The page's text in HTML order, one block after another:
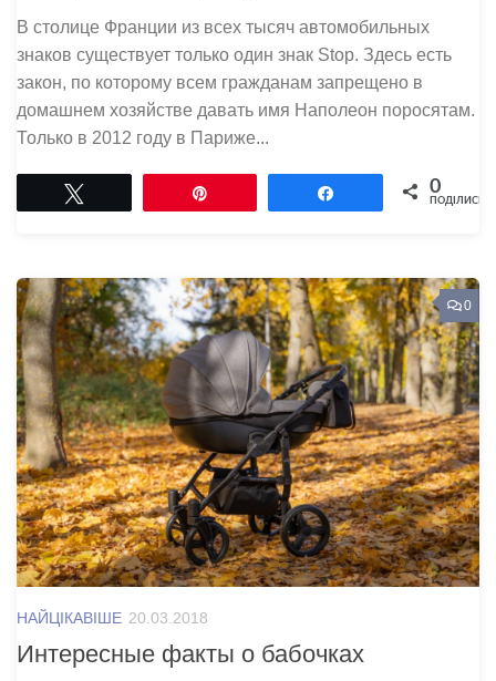
В столице Франции из всех тысяч автомобильных
знаков существует только один знак Stop. Здесь есть
закон, по которому всем гражданам запрещено в
домашнем хозяйстве давать имя Наполеон поросятам.
Только в 2012 году в Париже...
Поділитися0
ПОДІЛИСЬ
0
НАЙЦІКАВІШЕ 20.03.2018
Интересные факты о бабочках